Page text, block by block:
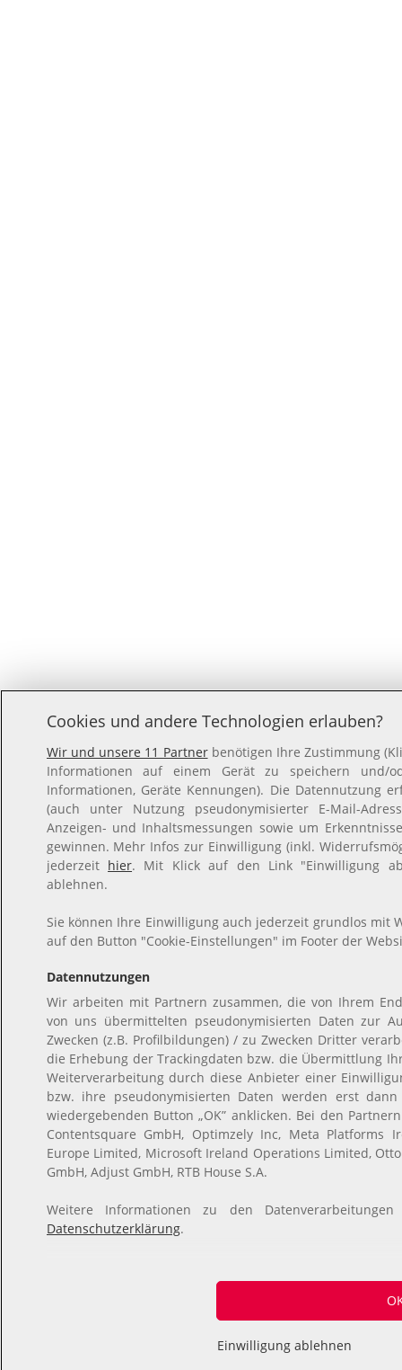
Cookies und andere Technologien erlauben?
Wir und unsere 11 Partnerbenötigen Ihre Zustimmung
Informationen auf einem Gerät zu speichern und/
Informationen, Geräte Kennungen). Die Datennutzung
(auch unter Nutzung pseudonymisierter E-Mail-
Anzeigen- und Inhaltsmessungen sowie um
gewinnen. Mehr Infos zur Einwilligung (inkl.
jederzeit hier. Mit Klick auf den Link "Einwilligung
ablehnen.
Sie können Ihre Einwilligung auch jederzeit grundlos mit
auf den Button "Cookie-Einstellungen" im Footer der
Datennutzungen
Wir arbeiten mit Partnern zusammen, die von Ihrem
von uns übermittelten pseudonymisierten Daten zur
Zwecken (z.B. Profilbildungen) / zu Zwecken Dritter
die Erhebung der Trackingdaten bzw. die Übermittlung
Weiterverarbeitung durch diese Anbieter einer
bzw. ihre pseudonymisierten Daten werden erst
wiedergebenden Button „OK” anklicken. Bei den
Contentsquare GmbH, Optimzely Inc, Meta Platforms
Europe Limited, Microsoft Ireland Operations Limited,
GmbH, Adjust GmbH, RTB House S.A.
Weitere Informationen zu den
Datenschutzerklärung.
Einwilligung ablehnen